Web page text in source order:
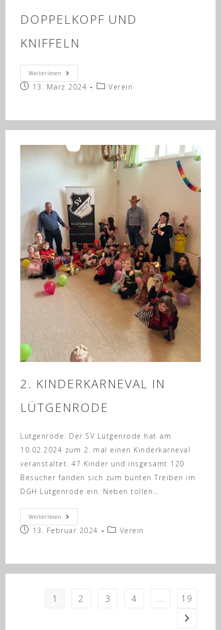
DOPPELKOPF UND
KNIFFELN
Weiterlesen Doppelkopf
Und
Kniffeln
Beitrag
13. März 2024
Beitrags-
Verein
2. KINDERKARNEVAL IN
LÜTGENRODE
Lütgenrode. Der SV Lütgenrode hat am
10.02.2024 zum 2. mal einen Kinderkarneval
veranstaltet. 47 Kinder und insgesamt 120
Besucher fanden sich zum bunten Treiben im
DGH Lütgenrode ein. Neben tollen…
Weiterlesen 2.
Kinderkarneval
In
Beitrag
13. Februar 2024
Beitrags-
Verein
1 2 3 4 … 19
Zur